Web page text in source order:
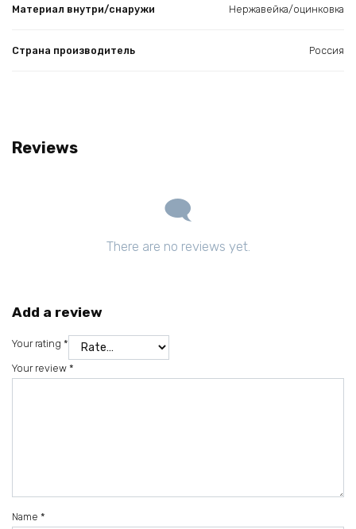
Материал внутри/снаружи Нержавейка/оцинковка
Страна производитель Россия
Reviews
There are no reviews yet.
Add a review
Your rating *
Your review *
Name *